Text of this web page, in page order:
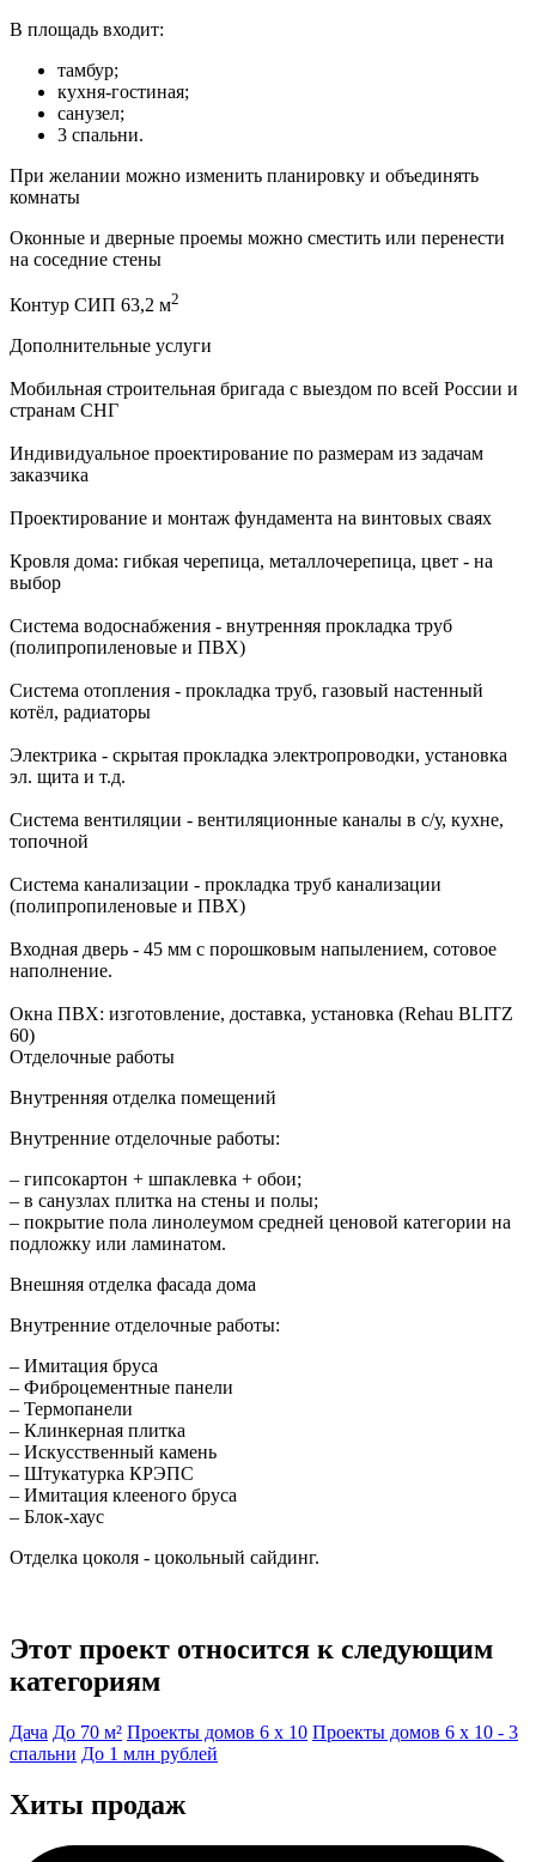
В площадь входит:
тамбур;
кухня-гостиная;
санузел;
3 спальни.
При желании можно изменить планировку и объединять
комнаты
Оконные и дверные проемы можно сместить или перенести
на соседние стены
Контур СИП 63,2 м2
Дополнительные услуги
Мобильная строительная бригада с выездом по всей России и
странам СНГ
Индивидуальное проектирование по размерам из задачам
заказчика
Проектирование и монтаж фундамента на винтовых сваях
Кровля дома: гибкая черепица, металлочерепица, цвет - на
выбор
Система водоснабжения - внутренняя прокладка труб
(полипропиленовые и ПВХ)
Система отопления - прокладка труб, газовый настенный
котёл, радиаторы
Электрика - скрытая прокладка электропроводки, установка
эл. щита и т.д.
Система вентиляции - вентиляционные каналы в с/у, кухне,
топочной
Система канализации - прокладка труб канализации
(полипропиленовые и ПВХ)
Входная дверь - 45 мм с порошковым напылением, сотовое
наполнение.
Окна ПВХ: изготовление, доставка, установка (Rehau BLITZ
60)
Отделочные работы
Внутренняя отделка помещений
Внутренние отделочные работы:
– гипсокартон + шпаклевка + обои;
– в санузлах плитка на стены и полы;
– покрытие пола линолеумом средней ценовой категории на
подложку или ламинатом.
Внешняя отделка фасада дома
Внутренние отделочные работы:
– Имитация бруса
– Фиброцементные панели
– Термопанели
– Клинкерная плитка
– Искусственный камень
– Штукатурка КРЭПС
– Имитация клееного бруса
– Блок-хаус
Отделка цоколя - цокольный сайдинг.
Этот проект относится к следующим
категориям
Дача До 70 м² Проекты домов 6 x 10 Проекты домов 6 x 10 - 3
спальни До 1 млн рублей
Хиты продаж